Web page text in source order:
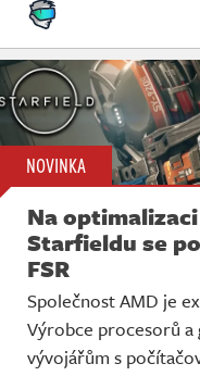
NOVINKA
Na
Starfieldu se
FSR
Společnost AMD je
Výrobce procesorů
vývojářům s